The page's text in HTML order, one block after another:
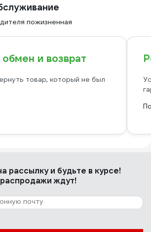
пожизненная
и возврат
товар, который не был
рассылкуи будьте в курсе!
ждут!